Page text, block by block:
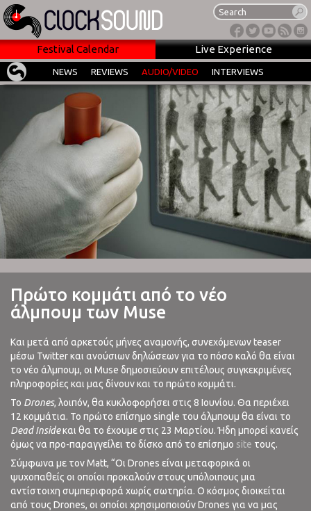
Festival Calendar Live Experience
NEWS REVIEWS AUDIO/VIDEO INTERVIEWS
Πρώτο κομμάτι από το νέο
άλμπουμ των Muse
Και μετά από αρκετούς μήνες αναμονής, συνεχόμενων teaser
μέσω Twitter και ανούσιων δηλώσεων για το πόσο καλό θα είναι
το νέο άλμπουμ, οι Muse δημοσιεύουν επιτέλους συγκεκριμένες
πληροφορίες και μας δίνουν και το πρώτο κομμάτι.
Το Drones, λοιπόν, θα κυκλοφορήσει στις 8 Ιουνίου. Θα περιέχει
12 κομμάτια. Το πρώτο επίσημο single του άλμπουμ θα είναι το
Dead Insideκαι θα το έχουμε στις 23 Μαρτίου. Ήδη μπορεί κανείς
όμως να προ-παραγγείλει το δίσκο από το επίσημο site τους.
Σύμφωνα με τον Matt, “Οι Drones είναι μεταφορικά οι
ψυχοπαθείς οι οποίοι προκαλούν στους υπόλοιπους μια
αντίστοιχη συμπεριφορά χωρίς σωτηρία. Ο κόσμος διοικείται
από τους Drones, οι οποίοι χρησιμοποιούν Drones για να μας